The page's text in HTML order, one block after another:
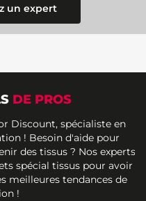
un expert
DE PROS
Discount, spécialiste en
! Besoin d'aide pour
des tissus ? Nos experts
spécial tissus pour avoir
meilleures tendances de
!